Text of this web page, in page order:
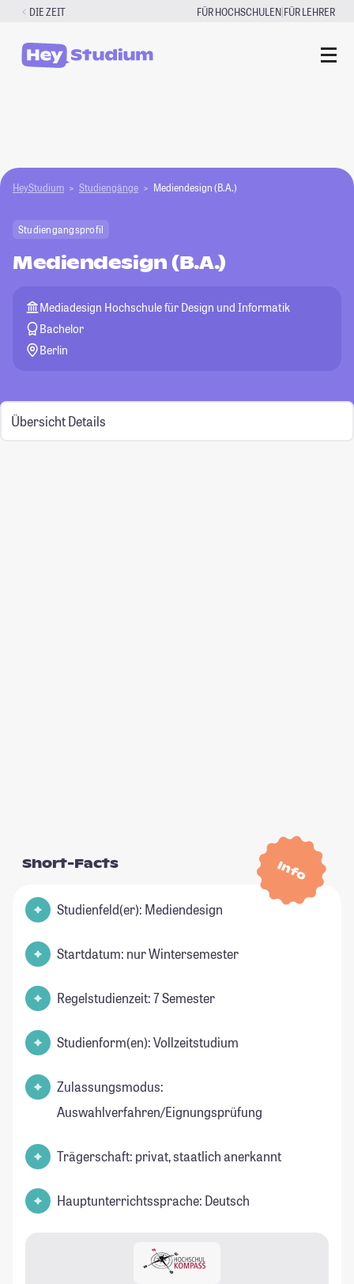
Zum
springen
DIE ZEIT FÜR HOCHSCHULEN|FÜR LEHRER
HeyStudium Studiengänge Mediendesign (B.A.)
Studiengangsprofil
Mediendesign (B.A.)
Mediadesign Hochschule für Design und Informatik
Bachelor
Berlin
Übersicht Details
Info
Short-Facts
Studienfeld(er): Mediendesign
Startdatum: nur Wintersemester
Regelstudienzeit: 7 Semester
Studienform(en): Vollzeitstudium
Zulassungsmodus:
Auswahlverfahren/Eignungsprüfung
Trägerschaft: privat, staatlich anerkannt
Hauptunterrichtssprache: Deutsch